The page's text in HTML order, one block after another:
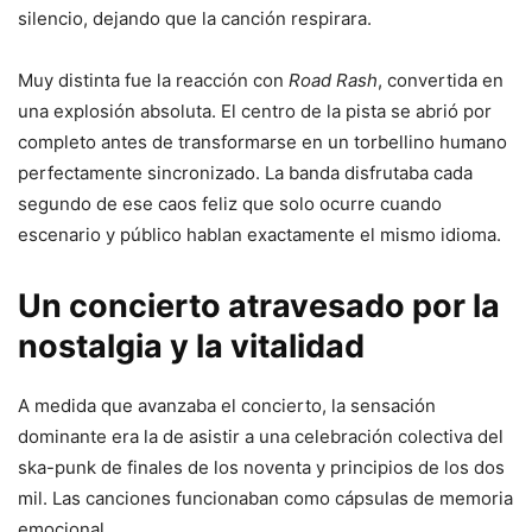
silencio, dejando que la canción respirara.
Muy distinta fue la reacción con Road Rash, convertida en
una explosión absoluta. El centro de la pista se abrió por
completo antes de transformarse en un torbellino humano
perfectamente sincronizado. La banda disfrutaba cada
segundo de ese caos feliz que solo ocurre cuando
escenario y público hablan exactamente el mismo idioma.
Un concierto atravesado por la
nostalgia y la vitalidad
A medida que avanzaba el concierto, la sensación
dominante era la de asistir a una celebración colectiva del
ska-punk de finales de los noventa y principios de los dos
mil. Las canciones funcionaban como cápsulas de memoria